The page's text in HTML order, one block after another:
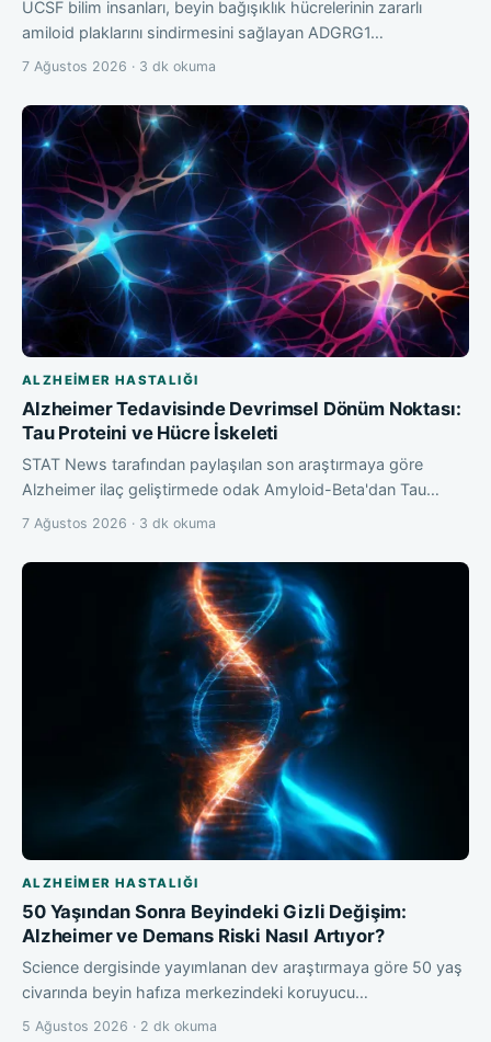
UCSF bilim insanları, beyin bağışıklık hücrelerinin zararlı
amiloid plaklarını sindirmesini sağlayan ADGRG1…
7 Ağustos 2026 · 3 dk okuma
ALZHEIMER HASTALIĞI
Alzheimer Tedavisinde Devrimsel Dönüm Noktası:
Tau Proteini ve Hücre İskeleti
STAT News tarafından paylaşılan son araştırmaya göre
Alzheimer ilaç geliştirmede odak Amyloid-Beta'dan Tau…
7 Ağustos 2026 · 3 dk okuma
ALZHEIMER HASTALIĞI
50 Yaşından Sonra Beyindeki Gizli Değişim:
Alzheimer ve Demans Riski Nasıl Artıyor?
Science dergisinde yayımlanan dev araştırmaya göre 50 yaş
civarında beyin hafıza merkezindeki koruyucu…
5 Ağustos 2026 · 2 dk okuma